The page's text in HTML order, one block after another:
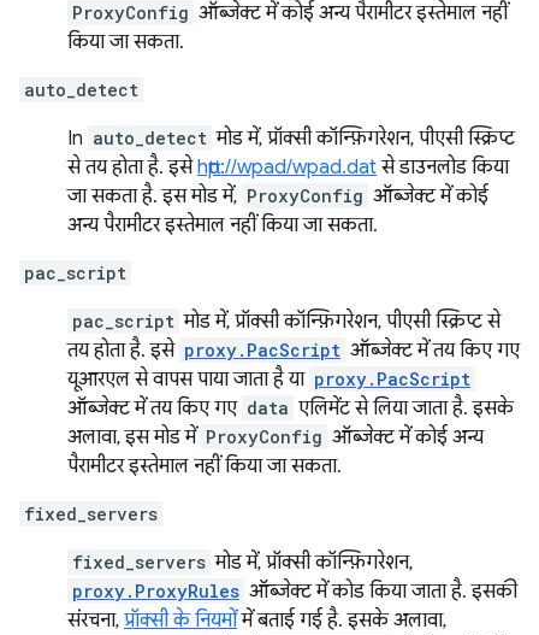
ProxyConfig ऑब्जेक्ट में कोई अन्य पैरामीटर इस्तेमाल नहीं
किया जा सकता.
auto_detect
In auto_detect मोड में, प्रॉक्सी कॉन्फ़िगरेशन, पीएसी स्क्रिप्ट
से तय होता है. इसेhttp://wpad/wpad.datसे डाउनलोड किया
जा सकता है. इस मोड में, ProxyConfig ऑब्जेक्ट में कोई
अन्य पैरामीटर इस्तेमाल नहीं किया जा सकता.
pac_script
pac_script मोड में, प्रॉक्सी कॉन्फ़िगरेशन, पीएसी स्क्रिप्ट से
तय होता है. इसे proxy.PacScript ऑब्जेक्ट में तय किए गए
यूआरएल से वापस पाया जाता है या proxy.PacScript
ऑब्जेक्ट में तय किए गए data एलिमेंट से लिया जाता है. इसके
अलावा, इस मोड में ProxyConfig ऑब्जेक्ट में कोई अन्य
पैरामीटर इस्तेमाल नहीं किया जा सकता.
fixed_servers
fixed_servers मोड में, प्रॉक्सी कॉन्फ़िगरेशन,
proxy.ProxyRules ऑब्जेक्ट में कोड किया जाता है. इसकी
संरचना, प्रॉक्सी के नियमोंमें बताई गई है. इसके अलावा,